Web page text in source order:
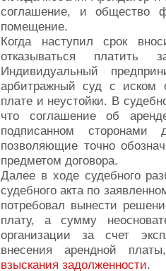
соглашение, и общество
помещение.
Когда наступил срок
отказываться
Индивидуальный
арбитражный суд с иском
плате и неустойки. В
что соглашение об
подписанном сторонами
позволяющие точно
предметом договора.
Далее в ходе судебного
судебного акта по
потребовал вынести
плату, а сумму
организации за счет
внесения арендной
взыскания задолженности.